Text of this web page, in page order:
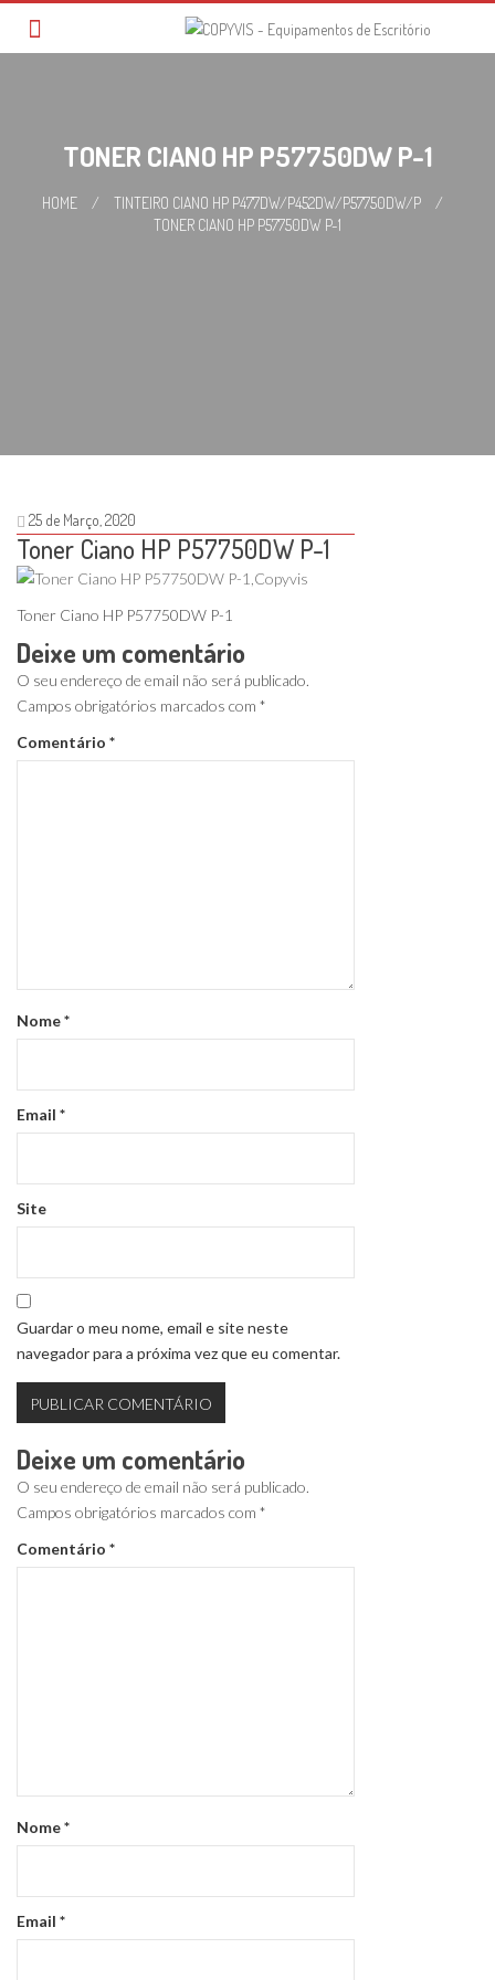
TONER CIANO HP P57750DW P-1
HOME / TINTEIRO CIANO HP P477DW/P452DW/P57750DW/P
/
TONER CIANO HP P57750DW P-1
25 de Março, 2020
Toner Ciano HP P57750DW P-1
Toner Ciano HP P57750DW P-1
Deixe um comentário
O seu endereço de email não será publicado.
Campos obrigatórios marcados com *
Comentário *
Nome*
Email *
Site
Guardar o meu nome, email e site neste
navegador para a próxima vez que eu comentar.
Deixe um comentário
O seu endereço de email não será publicado.
Campos obrigatórios marcados com *
Comentário *
Nome*
Email *